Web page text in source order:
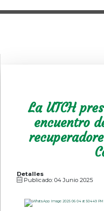
La UTCH
encuentro
Detalles
Publicado: 04 Junio 2025